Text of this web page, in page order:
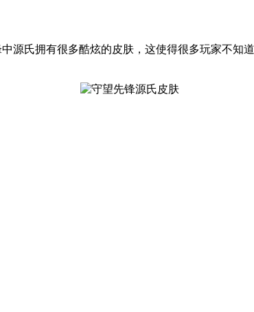
氏拥有很多酷炫的皮肤，这使得很多玩家不知